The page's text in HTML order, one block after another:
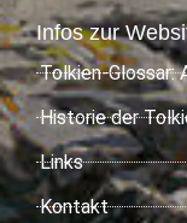
Infos zur
Tolkien-Glossar:
Historie der
Links
Kontakt